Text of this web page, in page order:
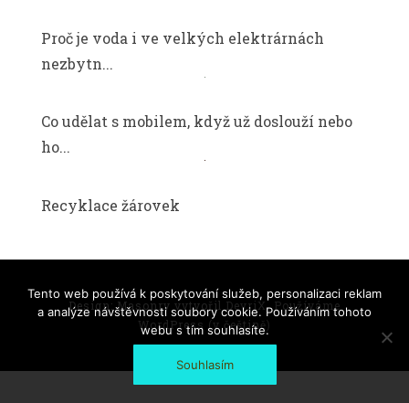
Proč je voda i ve velkých elektrárnách
nezbytn...
Co udělat s mobilem, když už doslouží nebo
ho...
Recyklace žárovek
Design: Masonry vytvořil DevriX.Používáme
WordPress (v češtině)
Tento web používá k poskytování služeb, personalizaci reklam
a analýze návštěvnosti soubory cookie. Používáním tohoto
webu s tím souhlasíte.
Souhlasím